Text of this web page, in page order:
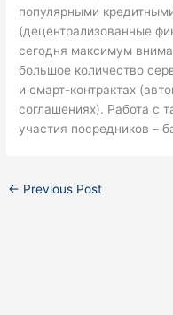
популярными
(децентрализованные
сегодня максимум
большое количество
и смарт-контрактах
соглашениях). Работа с
участия посредников –
← Previous Post